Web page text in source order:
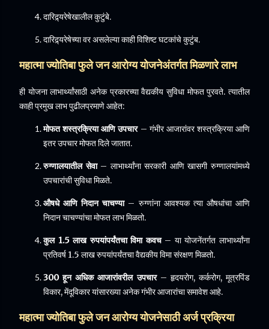
दारिद्र्यरेषेखालील कुटुंबे.
दारिद्र्यरेषेच्या वर असलेल्या काही विशिष्ट घटकांचे कुटुंब.
महात्मा ज्योतिबा फुले जन आरोग्य योजनेअंतर्गत मिळणारे लाभ
ही योजना लाभार्थ्यांसाठी अनेक प्रकारच्या वैद्यकीय सुविधा मोफत पुरवते. त्यातील
काही प्रमुख लाभ पुढीलप्रमाणे आहेत:
मोफत शस्त्रक्रिया आणि उपचार– गंभीर आजारांवर शस्त्रक्रिया आणि
इतर उपचार मोफत दिले जातात.
रुग्णालयातील सेवा– लाभार्थ्यांना सरकारी आणि खासगी रुग्णालयांमध्ये
उपचारांची सुविधा मिळते.
औषधे आणि निदान चाचण्या– रुग्णांना आवश्यक त्या औषधांचा आणि
निदान चाचण्यांचा मोफत लाभ मिळतो.
कुल 1.5 लाख रुपयांपर्यंतचा विमा कवच– या योजनेंतर्गत लाभार्थ्यांना
प्रतिवर्ष 1.5 लाख रुपयांपर्यंतचा वैद्यकीय विमा संरक्षण मिळतो.
300 हून अधिक आजारांवरील उपचार– हृदयरोग, कर्करोग, मूत्रपिंड
विकार, मेंदूविकार यांसारख्या अनेक गंभीर आजारांचा समावेश आहे.
महात्मा ज्योतिबा फुले जन आरोग्य योजनेसाठी अर्ज प्रक्रिया